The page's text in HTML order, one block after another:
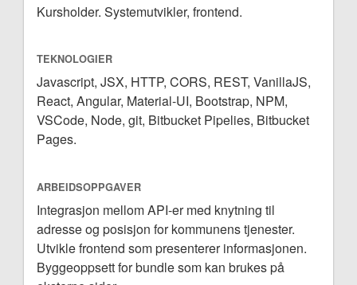
Kursholder. Systemutvikler, frontend.
TEKNOLOGIER
Javascript, JSX, HTTP, CORS, REST, VanillaJS,
React, Angular, Material-UI, Bootstrap, NPM,
VSCode, Node, git, Bitbucket Pipelies, Bitbucket
Pages.
ARBEIDSOPPGAVER
Integrasjon mellom API-er med knytning til
adresse og posisjon for kommunens tjenester.
Utvikle frontend som presenterer informasjonen.
Byggeoppsett for bundle som kan brukes på